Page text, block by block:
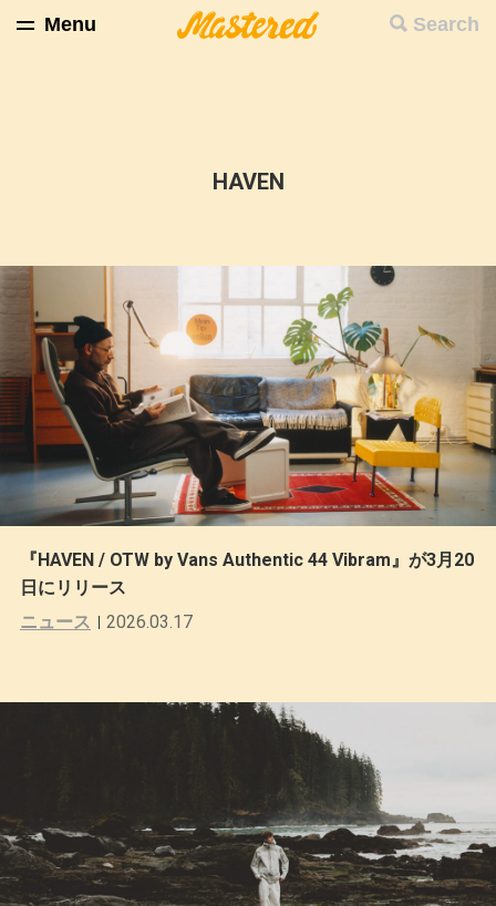
Search
Menu
HAVEN
『HAVEN / OTW by Vans Authentic 44 Vibram』が3月20
日にリリース
ニュース
2026.03.17